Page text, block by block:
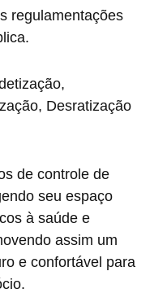
regulamentações
Desratização
de controle de
seu espaço
à saúde e
assim um
e confortável para